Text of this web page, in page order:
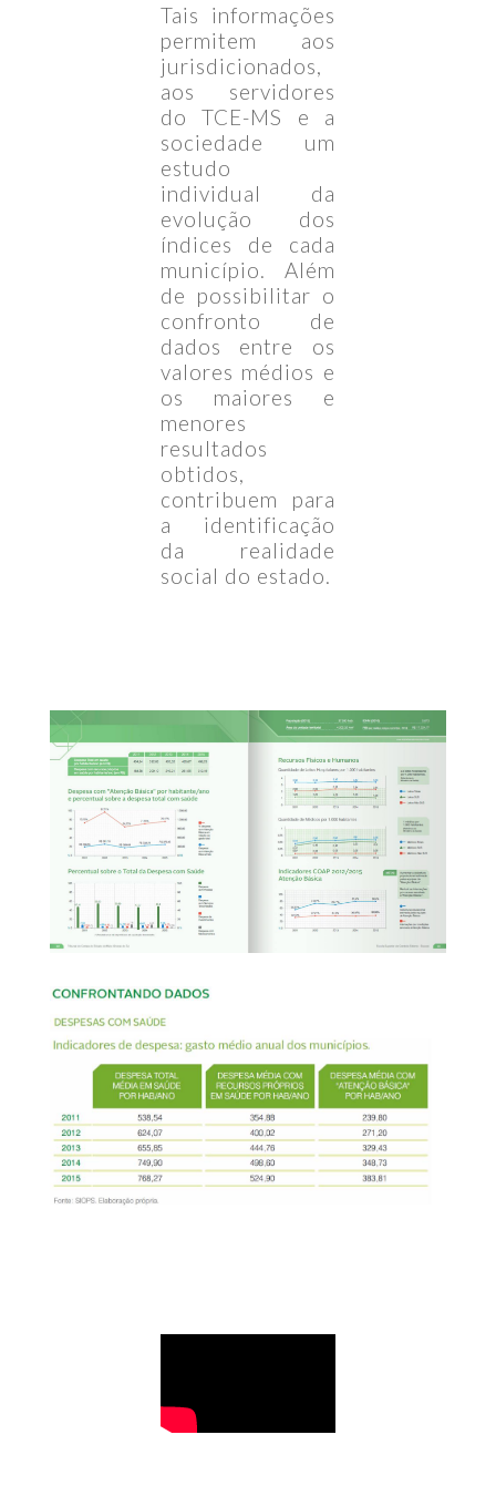
Tais informações
permitem aos
jurisdicionados,
aos servidores
do TCE-MS e a
sociedade um
estudo
individual da
evolução dos
índices de cada
município. Além
de possibilitar o
confronto de
dados entre os
valores médios e
os maiores e
menores
resultados
obtidos,
contribuem para
a identificação
da realidade
social do estado.